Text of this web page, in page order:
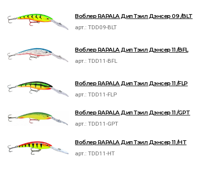
Воблер RAPALA Дип Тэил Дэнсер 09 /BLT
арт.:TDD09-BLT
Воблер RAPALA Дип Тэил Дэнсер 11 /BFL
арт.:TDD11-BFL
Воблер RAPALA Дип Тэил Дэнсер 11 /FLP
арт.:TDD11-FLP
Воблер RAPALA Дип Тэил Дэнсер 11 /GPT
арт.:TDD11-GPT
Воблер RAPALA Дип Тэил Дэнсер 11 /HT
арт.:TDD11-HT